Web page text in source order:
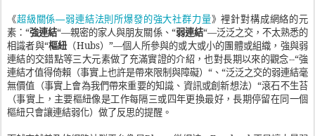
《超級關係—弱連結法則所爆發的強大社群力量》裡針對構成網絡的元
素：“強連結“—親密的家人與朋友關係、“弱連結“—泛泛之交，不太熟悉的
相識者與“樞紐（Hubs）”—個人所參與的或大或小的團體或組織，強與弱
連結的交錯點等三大元素做了充滿實證的介紹，也對長期以來的觀念--“強
連結才值得倚賴（事實上也許是帶來限制與障礙）“、“泛泛之交的弱連結毫
無價值（事實上會為我們帶來重要的知識、資訊或創新想法）“滾石不生苔
（事實上，主要樞紐像是工作每隔三或四年更換最好，長期停留在同一個
樞紐只會讓連結弱化）做了反思的提醒。